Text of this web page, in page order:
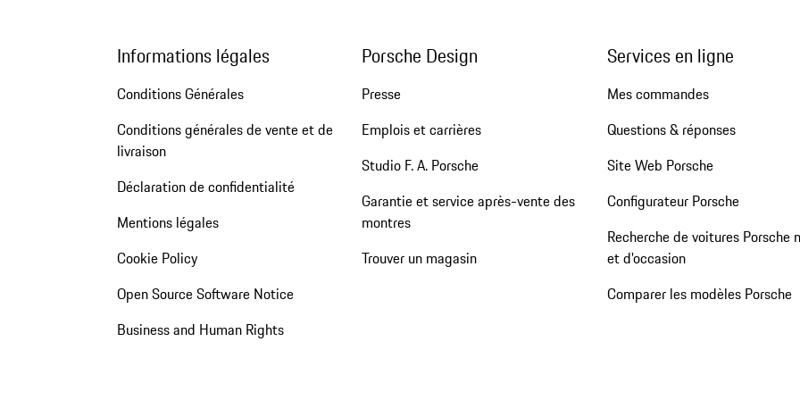
Informations légales
Conditions Générales
Conditions générales de vente et de
livraison
Déclaration de confidentialité
Mentions légales
Cookie Policy
Open Source Software Notice
Business and Human Rights
Porsche Design
Presse
Emplois et carrières
Studio F. A. Porsche
Garantie et service après-vente des
montres
Trouver un magasin
Services en ligne
Mes commandes
Questions & réponses
Site Web Porsche
Configurateur Porsche
Recherche de voitures Porsche
et d'occasion
Comparer les modèles Porsche